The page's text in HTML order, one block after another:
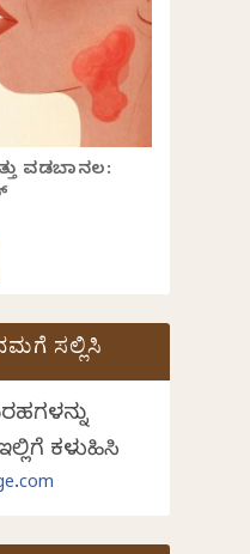
ವಡಬಾನಲ:
ಸಲ್ಲಿಸಿ
ಕಳುಹಿಸಿ